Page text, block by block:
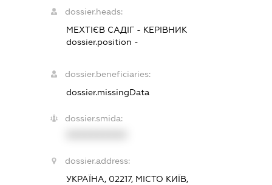
dossier.heads:
МЕХТІЄВ САДІГ - КЕРІВНИК
dossier.position -
dossier.beneficiaries:
dossier.missingData
dossier.smida:
dossier.address:
УКРАЇНА, 02217, МІСТО КИЇВ,